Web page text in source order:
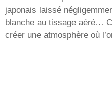
japonais laissé
blanche au tissage aéré…
créer une atmosphère où